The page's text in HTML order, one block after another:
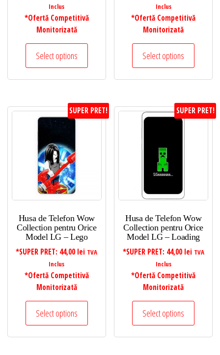
Inclus
*Ofertă Competitivă
Monitorizată
Select options
Inclus
*Ofertă Competitivă
Monitorizată
Select options
SUPER PRET!
Husa de Telefon Wow
Collection pentru Orice
Model LG – Lego
*SUPER PRET: 44,00 lei TVA
Inclus
*Ofertă Competitivă
Monitorizată
Select options
SUPER PRET!
Husa de Telefon Wow
Collection pentru Orice
Model LG – Loading
*SUPER PRET: 44,00 lei TVA
Inclus
*Ofertă Competitivă
Monitorizată
Select options